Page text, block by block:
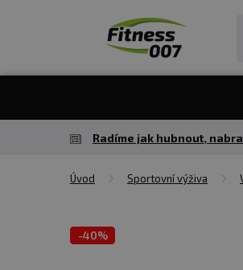
Radíme jak hubnout,
Úvod Sportovní výživa
-40%